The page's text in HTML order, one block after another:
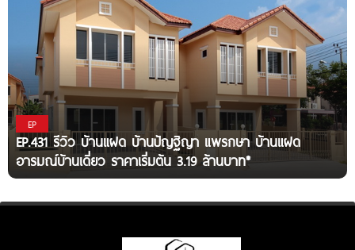
EP
EP.431 รีวิว บ้านแฝด บ้านปัญฐิญา แพรกษา บ้านแฝด
อารมณ์บ้านเดี่ยว ราคาเริ่มต้น 3.19 ล้านบาท*